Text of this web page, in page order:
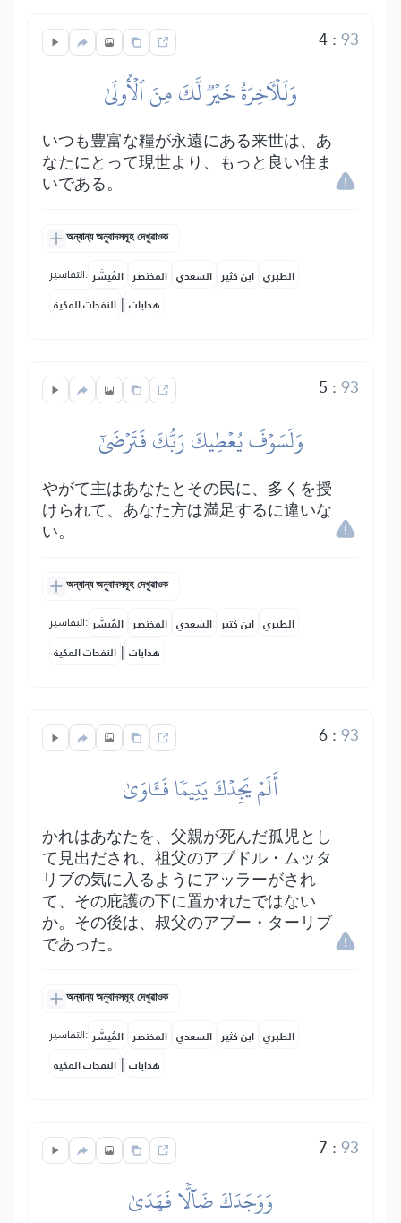
4:93
وَلَلۡأٓخِرَةُ خَيۡرٞ لَّكَ مِنَ ٱلۡأُولَىٰ
いつも豊富な糧が永遠にある来世は、あ
なたにとって現世より、もっと良い住ま
いである。
অন্যান্য অনুবাদসমূহ দেখুৱাওক
التفاسير: المُيسَّر المختصر السعدي ابن كثير الطبري
النفحات المكية | هدايات
5 :93
وَلَسَوۡفَ يُعۡطِيكَ رَبُّكَ فَتَرۡضَىٰٓ
やがて主はあなたとその民に、多くを授
けられて、あなた方は満足するに違いな
い。
অন্যান্য অনুবাদসমূহ দেখুৱাওক
التفاسير: المُيسَّر المختصر السعدي ابن كثير الطبري
النفحات المكية | هدايات
6:93
أَلَمۡ يَجِدۡكَ يَتِيمٗا فَـَٔاوَىٰ
かれはあなたを、父親が死んだ孤児とし
て見出だされ、祖父のアブドル・ムッタ
リブの気に入るようにアッラーがされ
て、その庇護の下に置かれたではない
か。その後は、叔父のアブー・ターリブ
であった。
অন্যান্য অনুবাদসমূহ দেখুৱাওক
التفاسير: المُيسَّر المختصر السعدي ابن كثير الطبري
النفحات المكية | هدايات
7 :93
وَوَجَدَكَ ضَآلّٗا فَهَدَىٰ